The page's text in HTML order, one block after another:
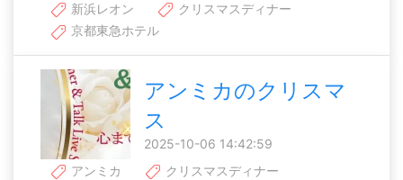
新浜レオン
クリスマスディナー
京都東急ホテル
アンミカのクリスマ
ス
2025-10-06 14:42:59
アンミカ
クリスマスディナー